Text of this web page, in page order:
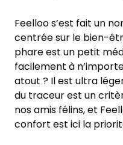
Feelloo s’est fait un
centrée sur le bien-
phare est un petit
facilement à
atout ? Il est ultra
du traceur est un
nos amis félins, et
confort est ici la